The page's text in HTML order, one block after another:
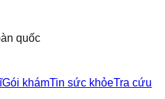
quốc
Gói khámTin sức khỏeTra cứu